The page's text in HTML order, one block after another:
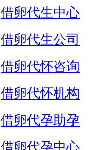
借卵代生中心
借卵代生公司
借卵代怀咨询
借卵代怀机构
借卵代孕助孕
借卵代孕中心